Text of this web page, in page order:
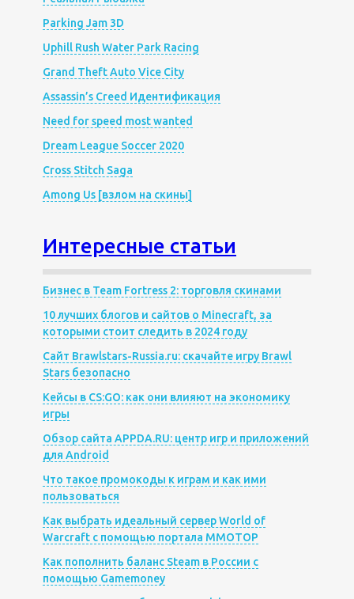
Parking Jam 3D
Uphill Rush Water Park Racing
Grand Theft Auto Vice City
Assassin’s Creed Идентификация
Need for speed most wanted
Dream League Soccer 2020
Cross Stitch Saga
Among Us [взлом на скины]
Интересные статьи
Бизнес в Team Fortress 2: торговля скинами
10 лучших блогов и сайтов о Minecraft, за
которыми стоит следить в 2024 году
Сайт Brawlstars-Russia.ru: скачайте игру Brawl
Stars безопасно
Кейсы в CS:GO: как они влияют на экономику
игры
Обзор сайта APPDA.RU: центр игр и приложений
для Android
Что такое промокоды к играм и как ими
пользоваться
Как выбрать идеальный сервер World of
Warcraft с помощью портала MMOTOP
Как пополнить баланс Steam в России с
помощью Gamemoney